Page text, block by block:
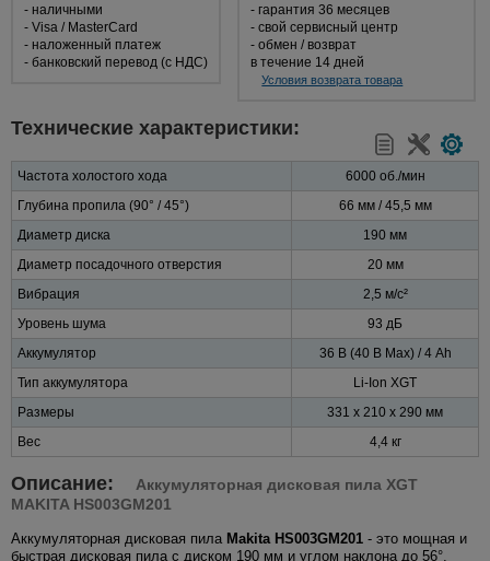
- наличными
- Visa / MasterCard
- наложенный платеж
- банковский перевод (с НДС)
- гарантия 36 месяцев
- свой сервисный центр
- обмен / возврат
в течение 14 дней
Условия возврата товара
Технические характеристики:
Частота холостого хода
6000 об./мин
Глубина пропила (90° / 45°)
66 мм / 45,5 мм
Диаметр диска
190 мм
Диаметр посадочного отверстия
20 мм
Вибрация
2,5 м/с²
Уровень шума
93 дБ
Аккумулятор
36 В (40 В Max) / 4 Ah
Тип аккумулятора
Li-Ion XGT
Размеры
331 x 210 x 290 мм
Вес
4,4 кг
Описание:
Аккумуляторная дисковая пила XGT
MAKITA HS003GM201
Аккумуляторная дисковая пила Makita HS003GM201 - это мощная и
быстрая дисковая пила с диском 190 мм и углом наклона до 56°.